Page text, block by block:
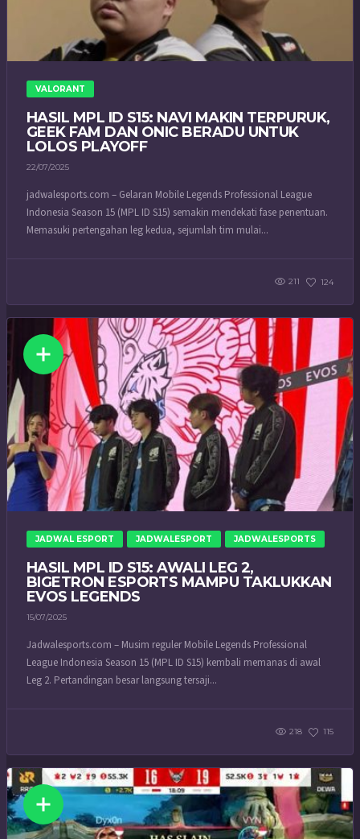
VALORANT
HASIL MPL ID S15: NAVI MAKIN TERPURUK,
GEEK FAM DAN ONIC BERADU UNTUK
LOLOS PLAYOFF
22/07/2025
jadwalesports.com – Gelaran Mobile Legends Professional League
Indonesia Season 15 (MPL ID S15) semakin mendekati fase penentuan.
Memasuki pertengahan leg kedua, sejumlah tim mulai...
211 124
JADWAL ESPORT JADWALESPORT JADWALESPORTS
HASIL MPL ID S15: AWALI LEG 2,
BIGETRON ESPORTS MAMPU TAKLUKKAN
EVOS LEGENDS
15/07/2025
Jadwalesports.com – Musim reguler Mobile Legends Professional
League Indonesia Season 15 (MPL ID S15) kembali memanas di awal
Leg 2. Pertandingan besar langsung tersaji...
218 115